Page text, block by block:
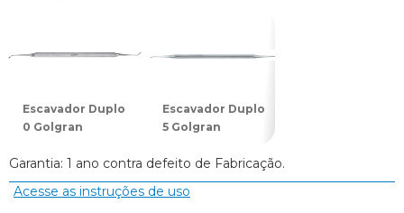
Escavador Duplo
0 Golgran
Escavador Duplo
5 Golgran
Garantia: 1 ano contra defeito de Fabricação.
Acesse as instruções de uso